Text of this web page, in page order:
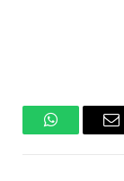
البريد
واتساب